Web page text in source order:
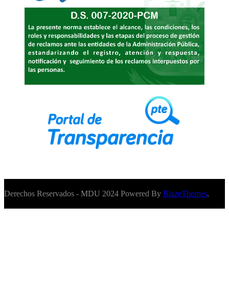
Derechos Reservados - MDU 2024 Powered By BlazeThemes.